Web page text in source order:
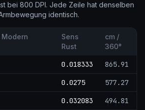
bei 800 DPI. Jede Zeile hat denselben
identisch.
Sens
Rust
cm /
360°
0.018333 865.91
0.0275 577.27
0.032083 494.81